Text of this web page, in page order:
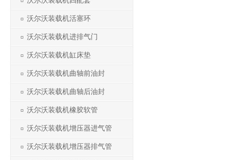
沃尔沃装载机活塞环
沃尔沃装载机进排气门
沃尔沃装载机缸床垫
沃尔沃装载机曲轴前油封
沃尔沃装载机曲轴后油封
沃尔沃装载机橡胶软管
沃尔沃装载机增压器进气管
沃尔沃装载机增压器排气管